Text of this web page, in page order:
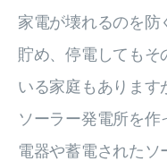
家電が壊れるのを防
貯め、停電してもそ
いる家庭もあります
ソーラー発電所を
電器や蓄電された